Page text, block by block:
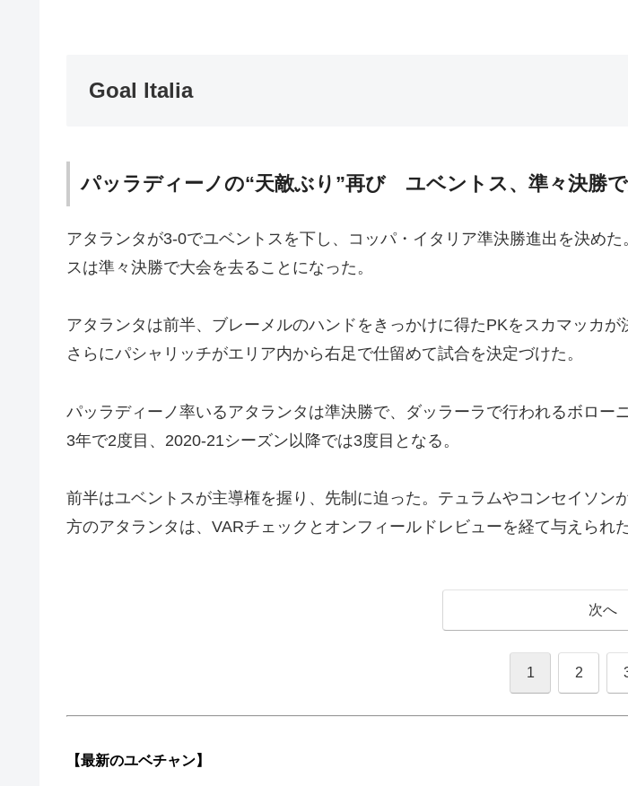
Goal ltalia
パッラディーノの“天敵ぶり”再び ユベントス、準々決勝で
アタランタが3-0でユベントスを下し、コッパ・イタリア準決勝進出を決め
スは準々決勝で大会を去ることになった。
アタランタは前半、ブレーメルのハンドをきっかけに得たPKをスカマッカ
さらにパシャリッチがエリア内から右足で仕留めて試合を決定づけた。
パッラディーノ率いるアタランタは準決勝で、ダッラーラで行われるボロ
3年で2度目、2020-21シーズン以降では3度目となる。
前半はユベントスが主導権を握り、先制に迫った。テュラムやコンセイソ
方のアタランタは、VARチェックとオンフィールドレビューを経て与えられ
次へ
1 2
【最新のユベチャン】